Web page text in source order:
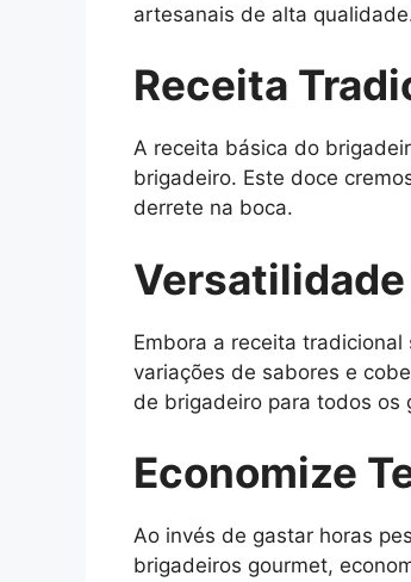
artesanais de alta
Receita
A receita básica do
brigadeiro. Este doce
derrete na boca.
Embora a receita
variações de sabores e
de brigadeiro para todos os
Economize
Ao invés de gastar horas
brigadeiros gourmet,